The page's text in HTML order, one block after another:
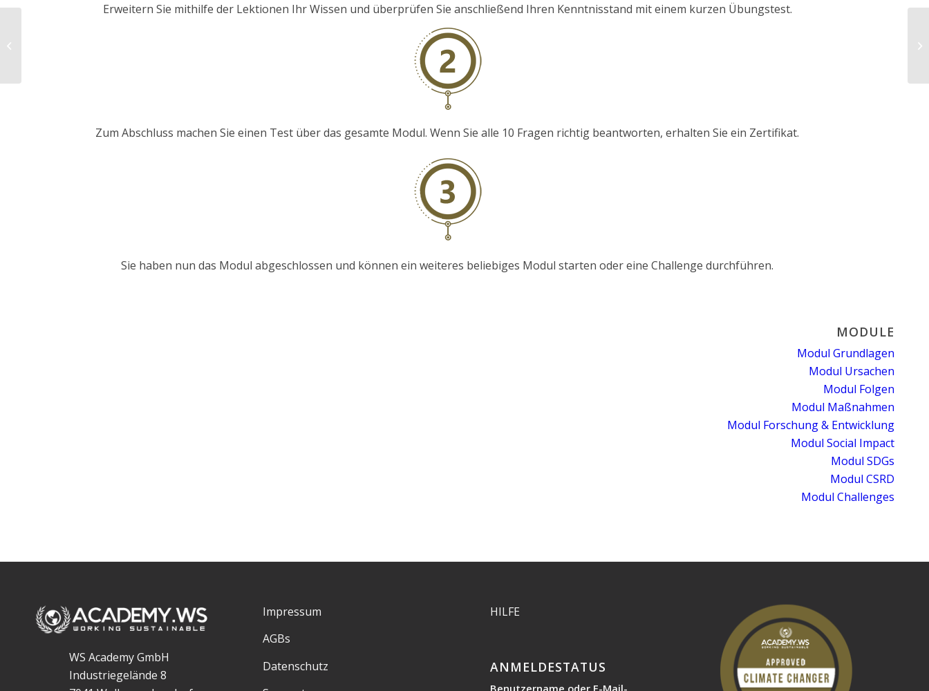
Erweitern Sie mithilfe der Lektionen Ihr Wissen und überprüfen Sie anschließend Ihren Kenntnisstand mit einem kurzen Übungstest.
Zum Abschluss machen Sie einen Test über das gesamte Modul. Wenn Sie alle 10 Fragen richtig beantworten, erhalten Sie ein Zertifikat.
Sie haben nun das Modul abgeschlossen und können ein weiteres beliebiges Modul starten oder eine Challenge durchführen.
MODULE
Modul Grundlagen
Modul Ursachen
Modul Folgen
Modul Maßnahmen
Modul Forschung & Entwicklung
Modul Social Impact
Modul SDGs
Modul CSRD
Modul Challenges
WS Academy GmbH
Industriegelände 8
Impressum
AGBs
Datenschutz
HILFE
ANMELDESTATUS